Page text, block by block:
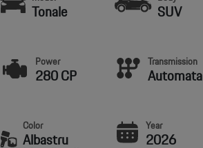
Tonale SUV
Power
280 CP
Transmission
Automata
Color
Albastru
Year
2026